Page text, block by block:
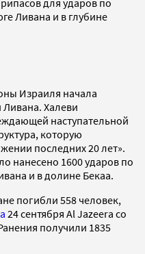
Ливана и в глубине
Израиля начала
Халеви
наступательной
которую
последних 20 лет».
нанесено 1600 ударов по
и в долине Бекаа.
погибли 558 человек,
24 сентября Al Jazeera со
получили 1835